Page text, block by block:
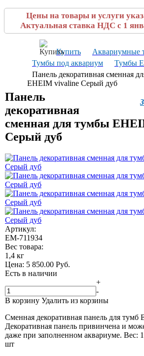
Цены на товары и услуги
Актуальная ставка НДС с 1
Купить
Аквариумные
Тумбы под аквариум
Тумбы
Панель декоративная сменная
EHEIM vivaline Серый дуб
Панель
декоративная
сменная для тумбы
Серый дуб
Артикул:
EM-711934
Вес товара:
1,4 кг
Цена: 5 850.00 Руб.
Есть в наличии
+
-
В корзину Удалить из корзины
Сменная декоративная панель для тумб
Декоративная панель привинчена и
даже при заполненном аквариуме. Вес:
шт